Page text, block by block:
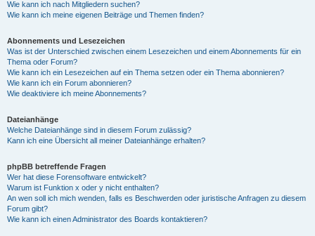
Wie kann ich nach Mitgliedern suchen?
Wie kann ich meine eigenen Beiträge und Themen finden?
Abonnements und Lesezeichen
Was ist der Unterschied zwischen einem Lesezeichen und einem Abonnements für ein
Thema oder Forum?
Wie kann ich ein Lesezeichen auf ein Thema setzen oder ein Thema abonnieren?
Wie kann ich ein Forum abonnieren?
Wie deaktiviere ich meine Abonnements?
Dateianhänge
Welche Dateianhänge sind in diesem Forum zulässig?
Kann ich eine Übersicht all meiner Dateianhänge erhalten?
phpBB betreffende Fragen
Wer hat diese Forensoftware entwickelt?
Warum ist Funktion x oder y nicht enthalten?
An wen soll ich mich wenden, falls es Beschwerden oder juristische Anfragen zu diesem
Forum gibt?
Wie kann ich einen Administrator des Boards kontaktieren?